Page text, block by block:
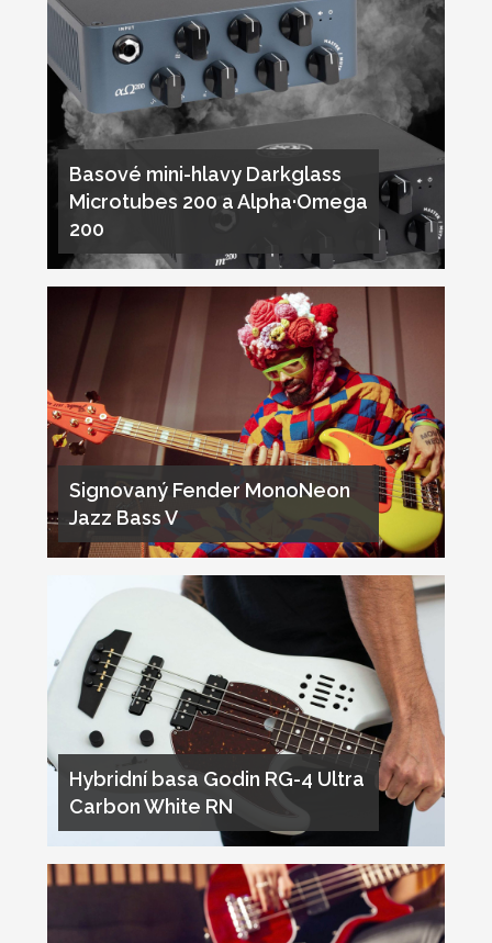
Basové mini-hlavy Darkglass
Microtubes 200 a Alpha·Omega
200
Signovaný Fender MonoNeon
Jazz Bass V
Hybridní basa Godin RG-4 Ultra
Carbon White RN